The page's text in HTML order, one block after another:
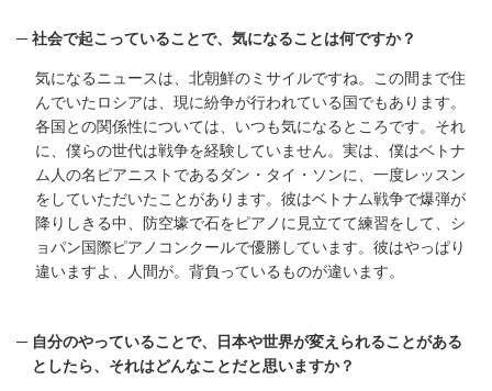
社会で起こっていることで、気になることは何ですか？
気になるニュースは、北朝鮮のミサイルですね。この間まで住
んでいたロシアは、現に紛争が行われている国でもあります。
各国との関係性については、いつも気になるところです。それ
に、僕らの世代は戦争を経験していません。実は、僕はベトナ
ム人の名ピアニストであるダン・タイ・ソンに、一度レッスン
をしていただいたことがあります。彼はベトナム戦争で爆弾が
降りしきる中、防空壕で石をピアノに見立てて練習をして、シ
ョパン国際ピアノコンクールで優勝しています。彼はやっぱり
違いますよ、人間が。背負っているものが違います。
自分のやっていることで、日本や世界が変えられることがある
としたら、それはどんなことだと思いますか？